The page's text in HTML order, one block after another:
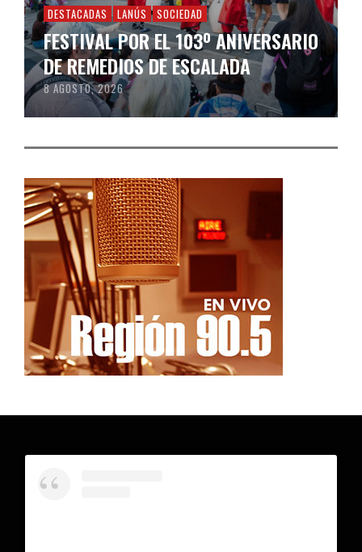
DESTACADAS LANÚS SOCIEDAD
FESTIVAL POR EL 103º ANIVERSARIO
DE REMEDIOS DE ESCALADA
8 AGOSTO, 2026